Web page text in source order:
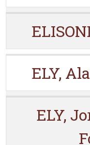
ELY,
ELY,